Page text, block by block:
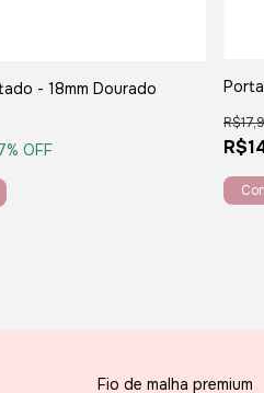
- 18mm Dourado
% OFF
Fio de malha premium